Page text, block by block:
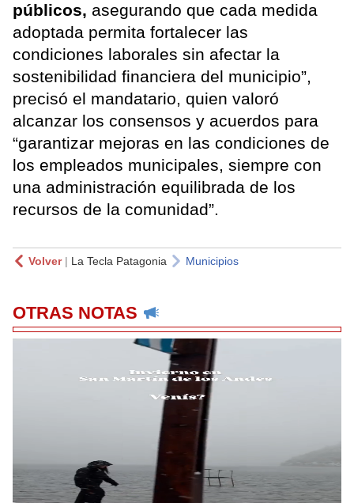
públicos, asegurando que cada medida
adoptada permita fortalecer las
condiciones laborales sin afectar la
sostenibilidad financiera del municipio”,
precisó el mandatario, quien valoró
alcanzar los consensos y acuerdos para
“garantizar mejoras en las condiciones de
los empleados municipales, siempre con
una administración equilibrada de los
recursos de la comunidad”.
Volver| La Tecla Patagonia Municipios
OTRAS NOTAS